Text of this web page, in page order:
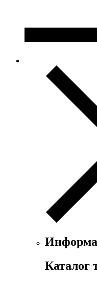
Каталог